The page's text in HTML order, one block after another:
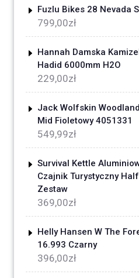
Fuzlu Bikes 28 Nevada
799,00zł
Hannah Damska
Hadid 6000mm H2O
229,00zł
Jack Wolfskin
Mid Fioletowy 4051331
549,99zł
Survival Kettle
Czajnik Turystyczny
Zestaw
369,00zł
Helly Hansen W The
16.993 Czarny
396,00zł